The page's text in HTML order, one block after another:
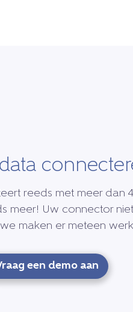
reeds met meer dan
meer! Uw connector
maken er meteen
een demo aan